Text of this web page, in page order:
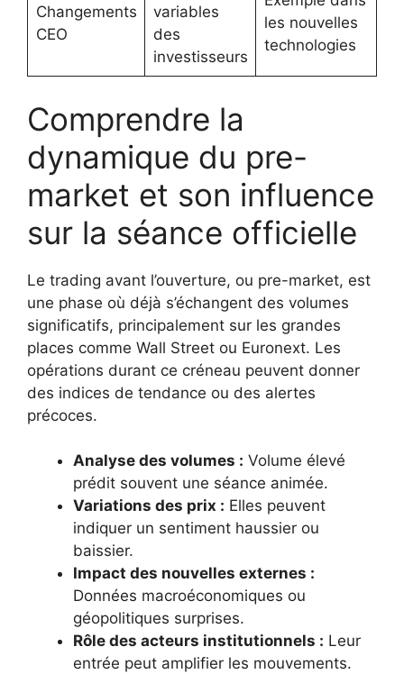
Changements
CEO
variables
des
investisseurs
les nouvelles
technologies
Comprendre la
dynamique du pre-
market et son influence
sur la séance officielle
Le trading avant l’ouverture, ou pre-market, est
une phase où déjà s’échangent des volumes
significatifs, principalement sur les grandes
places comme Wall Street ou Euronext. Les
opérations durant ce créneau peuvent donner
des indices de tendance ou des alertes
précoces.
Analyse des volumes : Volume élevé
prédit souvent une séance animée.
Variations des prix : Elles peuvent
indiquer un sentiment haussier ou
baissier.
Impact des nouvelles externes :
Données macroéconomiques ou
géopolitiques surprises.
Rôle des acteurs institutionnels : Leur
entrée peut amplifier les mouvements.